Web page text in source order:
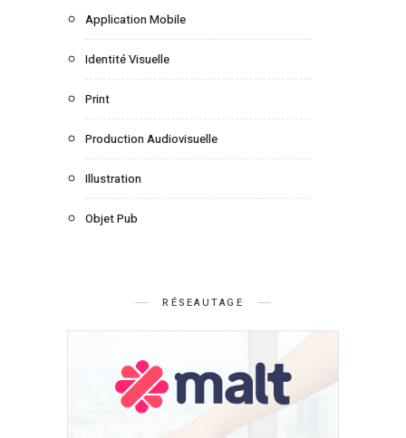
Application Mobile
Identité Visuelle
Print
Production Audiovisuelle
Illustration
Objet Pub
RÉSEAUTAGE